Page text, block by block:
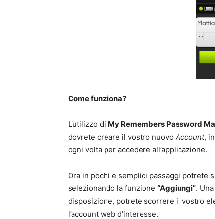
Come funziona?
L’utilizzo di My Remembers Password
dovrete creare il vostro nuovo Account,
ogni volta per accedere all’applicazione.
Ora in pochi e semplici passaggi potrete
selezionando la funzione “Aggiungi”.
disposizione, potrete scorrere il vostro
l’account web d’interesse.